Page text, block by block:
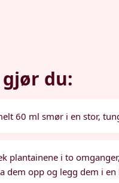
du:
60 ml smør i en stor,
plantainene i to
dem opp og legg dem i